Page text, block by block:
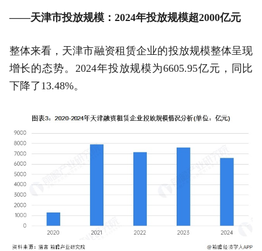
——天津市投放规模：2024年投放规模超2000亿元
整体来看，天津市融资租赁企业的投放规模整体呈现
增长的态势。2024年投放规模为6605.95亿元，同比
下降了13.48%。